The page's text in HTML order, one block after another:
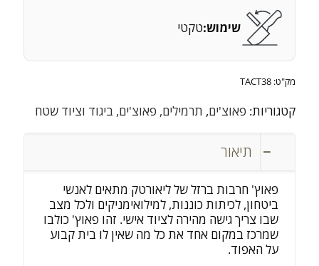
שימוש:טקטי
מק"ט: TACT38
קטגוריות: פאוצ'ים, תרמילים, פאוצ'ים, ביגוד וציוד שטח
תיאור
פאוץ' חרבות ברזל של ליאורטק מתאים לאנשי
ביטחון, לכיתות כוננות, למילואימניקים ולכל מצב
שבו צריך גישה מהירה לציוד אישי. זהו פאוץ' כולבו
שמרכז במקום אחד את כל מה שאין לו בית קבוע
על האפוד.